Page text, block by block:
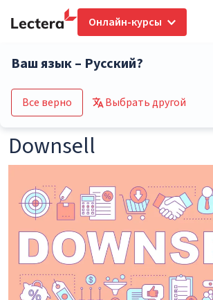
Онлайн-курсы
Ваш язык – Русский?
Все верно Выбрать другой
Перейти в каталог
Downsell